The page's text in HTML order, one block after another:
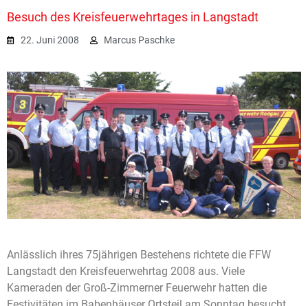
Besuch des Kreisfeuerwehrtages in Langstadt
22. Juni 2008 Marcus Paschke
Anlässlich ihres 75jährigen Bestehens richtete die FFW
Langstadt den Kreisfeuerwehrtag 2008 aus. Viele
Kameraden der Groß-Zimmerner Feuerwehr hatten die